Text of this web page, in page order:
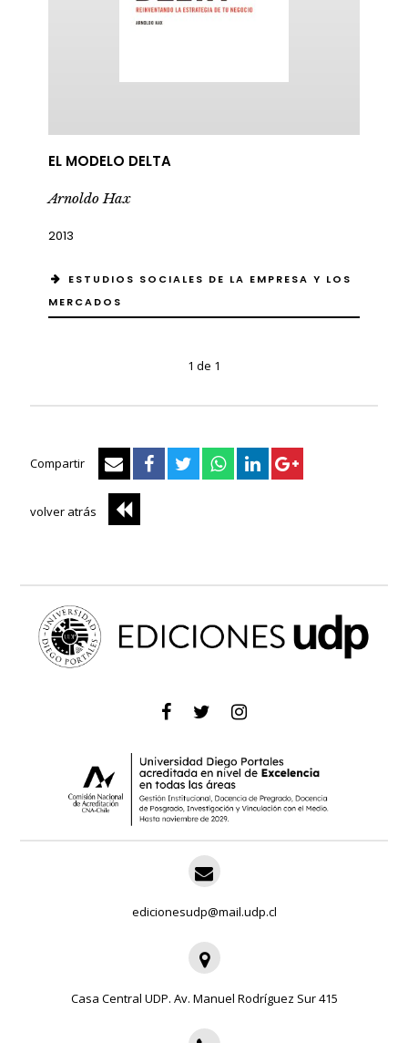
EL MODELO DELTA
Arnoldo Hax
2013
ESTUDIOS SOCIALES DE LA EMPRESA Y LOS
MERCADOS
1 de 1
Compartir
volver atrás
edicionesudp@mail.udp.cl
Casa Central UDP. Av. Manuel Rodríguez Sur 415